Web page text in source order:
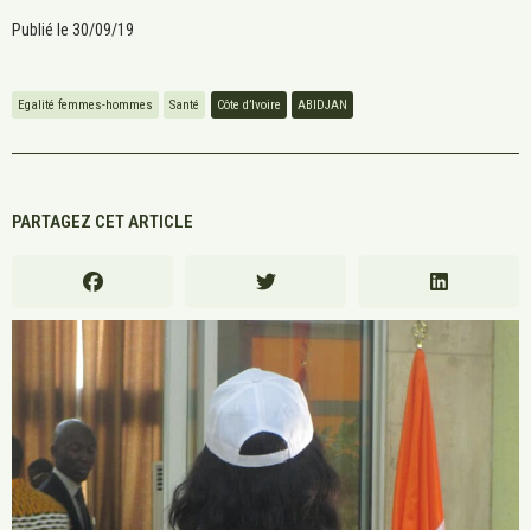
Publié le 30/09/19
Egalité femmes-hommes Santé Côte d’Ivoire ABIDJAN
PARTAGEZ CET ARTICLE